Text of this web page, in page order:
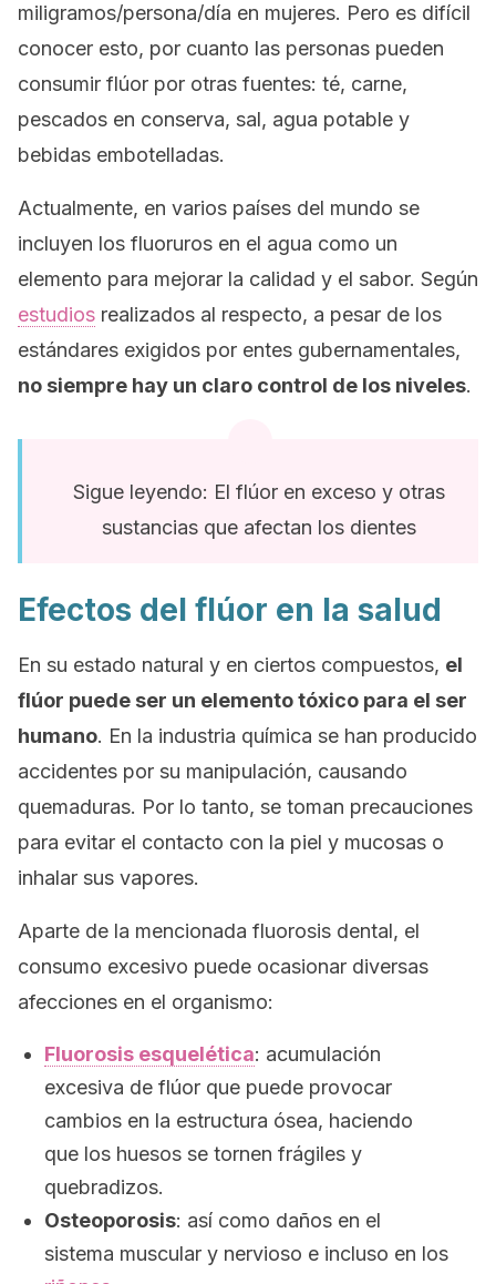
miligramos/persona/día en mujeres. Pero es difícil
conocer esto, por cuanto las personas pueden
consumir flúor por otras fuentes: té, carne,
pescados en conserva, sal, agua potable y
bebidas embotelladas.
Actualmente, en varios países del mundo se
incluyen los fluoruros en el agua como un
elemento para mejorar la calidad y el sabor. Según
estudios realizados al respecto, a pesar de los
estándares exigidos por entes gubernamentales,
no siempre hay un claro control de los niveles.
Sigue leyendo: El flúor en exceso y otras
sustancias que afectan los dientes
Efectos del flúor en la salud
En su estado natural y en ciertos compuestos, el
flúor puede ser un elemento tóxico para el ser
humano. En la industria química se han producido
accidentes por su manipulación, causando
quemaduras. Por lo tanto, se toman precauciones
para evitar el contacto con la piel y mucosas o
inhalar sus vapores.
Aparte de la mencionada fluorosis dental, el
consumo excesivo puede ocasionar diversas
afecciones en el organismo:
Fluorosis esquelética: acumulación
excesiva de flúor que puede provocar
cambios en la estructura ósea, haciendo
que los huesos se tornen frágiles y
quebradizos.
Osteoporosis: así como daños en el
sistema muscular y nervioso e incluso en los